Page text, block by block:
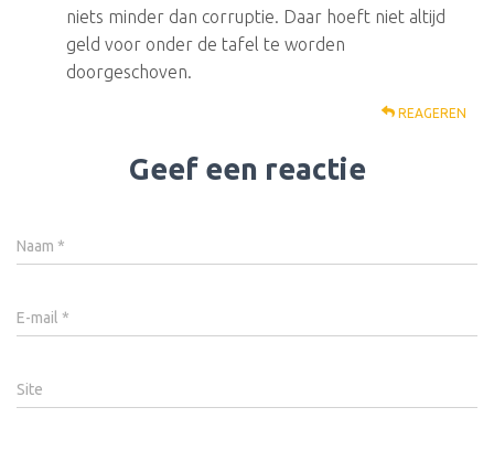
niets minder dan corruptie. Daar hoeft niet altijd
geld voor onder de tafel te worden
doorgeschoven.
REAGEREN
Geef een reactie
Naam *
E-mail *
Site